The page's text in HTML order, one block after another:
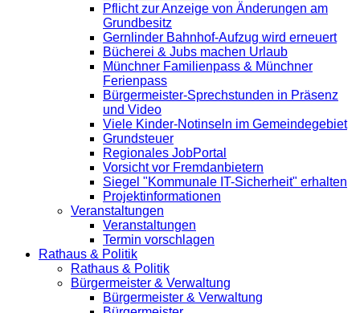
Pflicht zur Anzeige von Änderungen am
Grundbesitz
Gernlinder Bahnhof-Aufzug wird erneuert
Bücherei & Jubs machen Urlaub
Münchner Familienpass & Münchner
Ferienpass
Bürgermeister-Sprechstunden in Präsenz
und Video
Viele Kinder-Notinseln im Gemeindegebiet
Grundsteuer
Regionales JobPortal
Vorsicht vor Fremdanbietern
Siegel "Kommunale IT-Sicherheit" erhalten
Projektinformationen
Veranstaltungen
Veranstaltungen
Termin vorschlagen
Rathaus & Politik
Rathaus & Politik
Bürgermeister & Verwaltung
Bürgermeister & Verwaltung